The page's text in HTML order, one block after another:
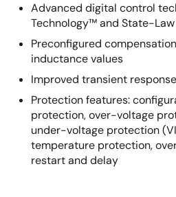
Advanced digital control
Technology™ and State-
Preconfigured
inductance values
Improved transient
Protection features:
protection, over-voltage
under-voltage protection
temperature protection,
restart and delay